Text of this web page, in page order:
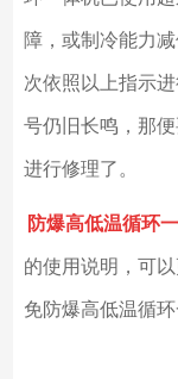
障，或制冷能力
次依照以上指示
号仍旧长鸣，那
进行修理了。
防爆高低温循环
的使用说明，可
免防爆高低温循环